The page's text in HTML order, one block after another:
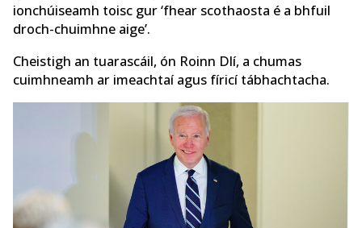
ionchúiseamh toisc gur ‘fhear scothaosta é a bhfuil
droch-chuimhne aige’.
Cheistigh an tuarascáil, ón Roinn Dlí, a chumas
cuimhneamh ar imeachtaí agus fíricí tábhachtacha.